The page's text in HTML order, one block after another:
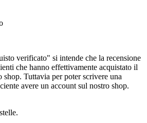
verificato" si intende che la recensione
che hanno effettivamente acquistato il
shop. Tuttavia per poter scrivere una
avere un account sul nostro shop.